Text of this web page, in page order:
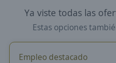
Ya viste todas las
Estas opciones
Empleo destacado